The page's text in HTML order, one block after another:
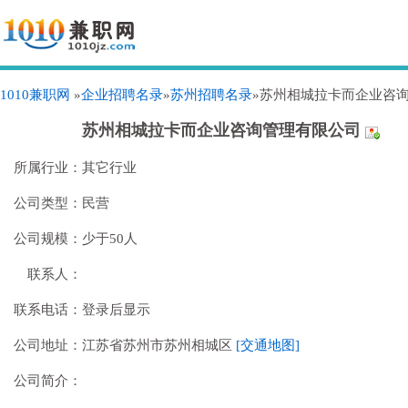
1010兼职网 »企业招聘名录»苏州招聘名录»苏州相城拉卡而企业咨
苏州相城拉卡而企业咨询管理有限公司
所属行业： 其它行业
公司类型： 民营
公司规模： 少于50人
联系人：
联系电话： 登录后显示
公司地址： 江苏省苏州市苏州相城区 [交通地图]
公司简介：